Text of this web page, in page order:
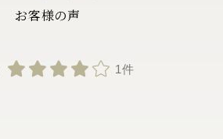
お客様の声
1件